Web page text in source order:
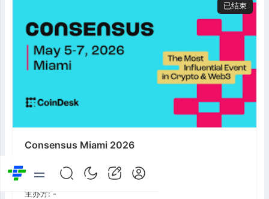
已结束
Consensus Miami 2026
地址: 美国·迈阿密
主办方: -